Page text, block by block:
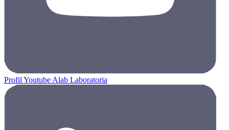
Profil Youtube Alab Laboratoria